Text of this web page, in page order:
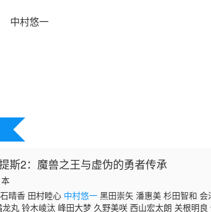
斯2：魔兽之王与虚伪的勇者传承
晴香 田村睦心 中村悠一 黑田崇矢 潘惠美 杉田智和
龙丸 铃木崚汰 峰田大梦 久野美咲 西山宏太朗 关根明良